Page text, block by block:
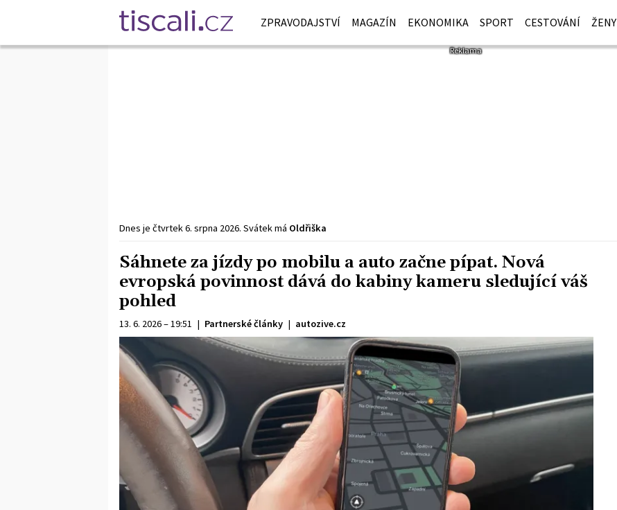
ZPRAVODAJSTVÍ MAGAZÍN EKONOMIKA SPORT CESTOVÁNÍ ŽENY
Dnes je čtvrtek6. srpna 2026. Svátek má Oldřiška
Sáhnete za jízdy po mobilu a auto začne pípat. Nová
evropská povinnost dává do kabiny kameru sledující váš
pohled
13. 6. 2026 – 19:51 | Partnerské články | autozive.cz